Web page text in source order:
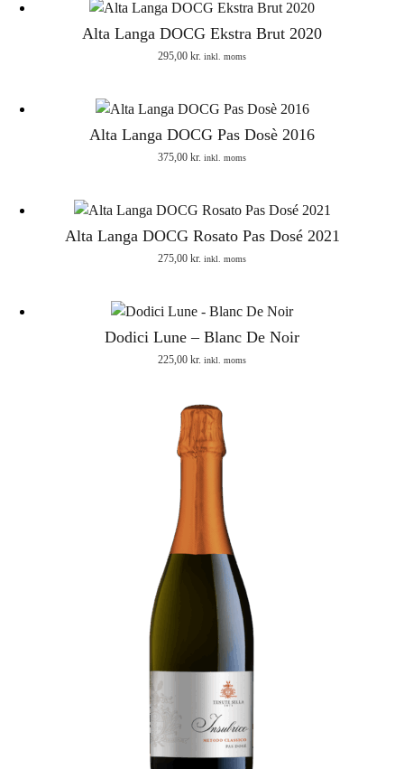
Alta Langa DOCG Ekstra Brut 2020
295,00 kr. inkl. moms
Alta Langa DOCG Pas Dosè 2016
375,00 kr. inkl. moms
Alta Langa DOCG Rosato Pas Dosé 2021
275,00 kr. inkl. moms
Dodici Lune – Blanc De Noir
225,00 kr. inkl. moms